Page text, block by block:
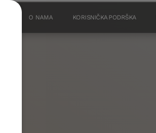
O NAMA KORISNIČKA PODRŠKA